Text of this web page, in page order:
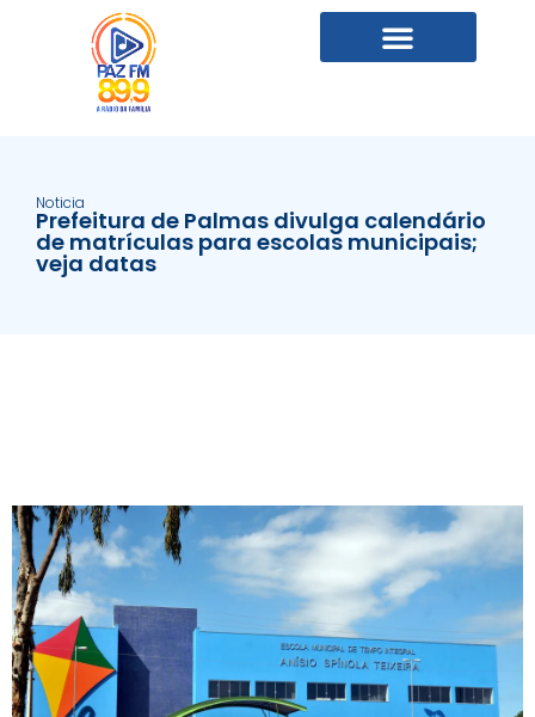
Noticia
Prefeitura de Palmas divulga calendário
de matrículas para escolas municipais;
veja datas